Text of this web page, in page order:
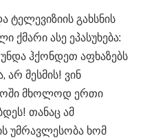
ტელევიზიის გახსნის
ქმარი ასე ეპასუხება:
ჰქონდეთ აფხაზებს
არ მესმის! ვინ
მხოლოდ ერთი
თანაც ამ
უმრავლესობა ხომ